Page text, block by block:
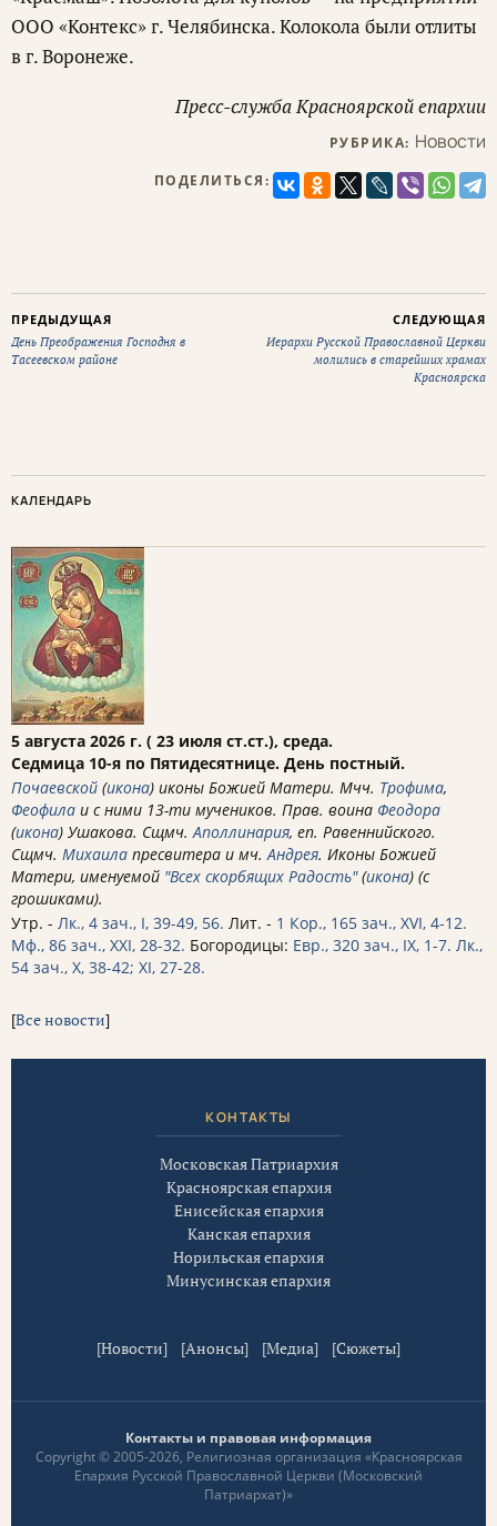
ООО «Контекс» г. Челябинска. Колокола были отлиты
в г. Воронеже.
Пресс-служба Красноярской епархии
РУБРИКА: Новости
ПОДЕЛИТЬСЯ:
ПРЕДЫДУЩАЯ
День Преображения Господня в
Тасеевском районе
СЛЕДУЮЩАЯ
Иерархи Русской Православной Церкви
молились в старейших храмах
Красноярска
КАЛЕНДАРЬ
5 августа 2026 г. ( 23 июля ст.ст.), среда.
Седмица 10-я по Пятидесятнице. День постный.
Почаевской (икона) иконы Божией Матери. Мчч. Трофима,
Феофила и с ними 13-ти мучеников. Прав. воина Феодора
(икона) Ушакова. Сщмч.Аполлинария, еп. Равеннийского.
Сщмч. Михаила пресвитера и мч.Андрея. Иконы Божией
Матери, именуемой "Всех скорбящих Радость"(икона) (с
грошиками).
Утр. - Лк., 4 зач., I, 39-49, 56. Лит. - 1 Кор., 165 зач., XVI, 4-12.
Мф., 86 зач., XXI, 28-32. Богородицы: Евр., 320 зач., IX, 1-7. Лк.,
54 зач., X, 38-42; XI, 27-28.
[Все новости]
КОНТАКТЫ
Московская Патриархия
Красноярская епархия
Енисейская епархия
Канская епархия
Норильская епархия
Минусинская епархия
[Новости] [Анонсы] [Медиа] [Сюжеты]
Контакты и правовая информация
Copyright © 2005-2026, Религиозная организация «Красноярская
Епархия Русской Православной Церкви (Московский
Патриархат)»